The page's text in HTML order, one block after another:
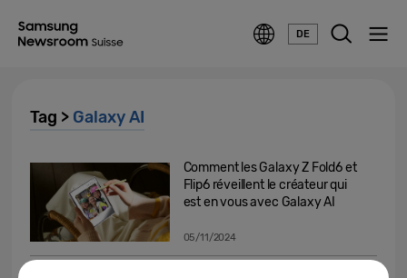
DE
Tag > Galaxy AI
Comment les Galaxy Z Fold6 et
Flip6 réveillent le créateur qui
est en vous avec Galaxy AI
05/11/2024